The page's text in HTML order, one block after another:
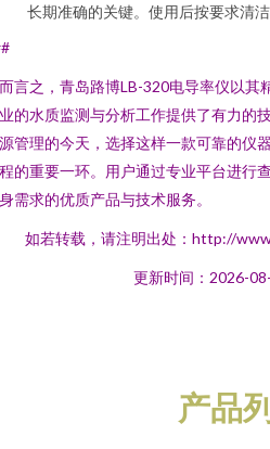
长期准确的关键。使用后按要求清
言之，青岛路博LB-320电导率仪以其
的水质监测与分析工作提供了有力的
管理的今天，选择这样一款可靠的仪
的重要一环。用户通过专业平台进行
需求的优质产品与技术服务。
如若转载，请注明出处：http://
更新时间：2026-
产品